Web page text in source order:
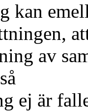
kan
av
ej är